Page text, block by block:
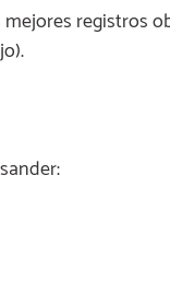
registros